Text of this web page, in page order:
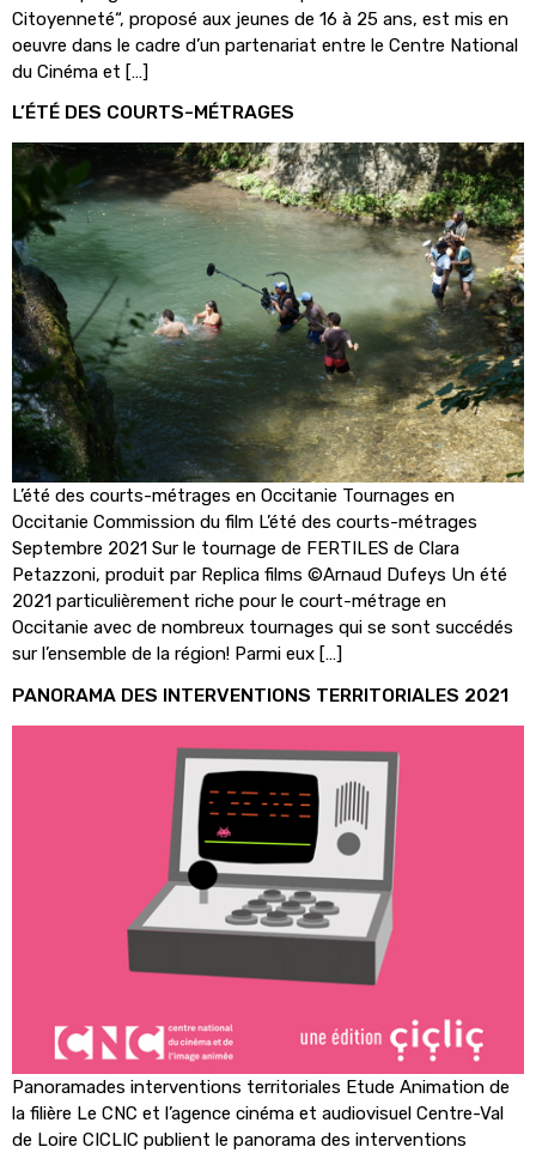
Citoyenneté“, proposé aux jeunes de 16 à 25 ans, est mis en
oeuvre dans le cadre d’un partenariat entre le Centre National
du Cinéma et […]
L’ÉTÉ DES COURTS-MÉTRAGES
L’été des courts-métrages en Occitanie Tournages en
Occitanie Commission du film L’été des courts-métrages
Septembre 2021 Sur le tournage de FERTILES de Clara
Petazzoni, produit par Replica films ©Arnaud Dufeys Un été
2021 particulièrement riche pour le court-métrage en
Occitanie avec de nombreux tournages qui se sont succédés
sur l’ensemble de la région! Parmi eux […]
PANORAMA DES INTERVENTIONS TERRITORIALES 2021
Panoramades interventions territoriales Etude Animation de
la filière Le CNC et l’agence cinéma et audiovisuel Centre-Val
de Loire CICLIC publient le panorama des interventions